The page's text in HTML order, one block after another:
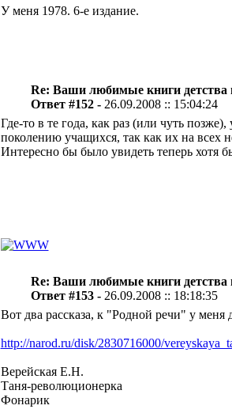
У меня 1978. 6-е издание.
Re: Ваши любимые книги детства
Ответ #152 - 26.09.2008 :: 15:04:24
Где-то в те года, как раз (или чуть
поколению учащихся, так как их на всех
Интересно бы было увидеть теперь хотя
Re: Ваши любимые книги детства
Ответ #153 - 26.09.2008 :: 18:18:35
Вот два рассказа, к "Родной речи" у меня
http://narod.ru/disk/2830716000/
Верейская Е.Н.
Таня-революционерка
Фонарик